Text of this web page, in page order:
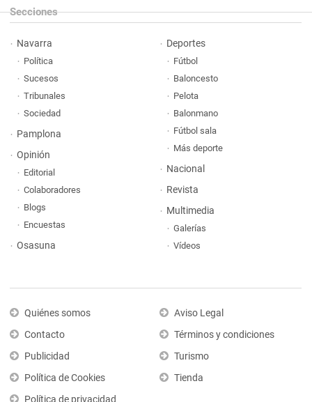
Secciones
Navarra
Política
Sucesos
Tribunales
Sociedad
Pamplona
Opinión
Editorial
Colaboradores
Blogs
Encuestas
Osasuna
Deportes
Fútbol
Baloncesto
Pelota
Balonmano
Fútbol sala
Más deporte
Nacional
Revista
Multimedia
Galerías
Vídeos
Quiénes somos
Contacto
Publicidad
Política de Cookies
Política de privacidad
Aviso Legal
Términos y condiciones
Turismo
Tienda